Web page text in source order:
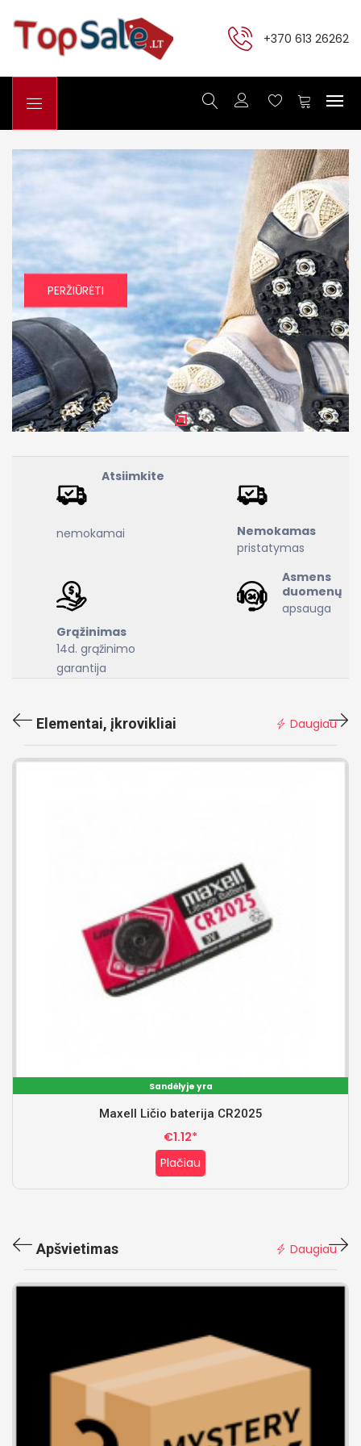
+370 613 26262
PERŽIŪRĖTI
Atsiimkite
nemokamai
Nemokamas
pristatymas
Grąžinimas
14d. grąžinimo
garantija
Asmens
duomenų
apsauga
Elementai, įkrovikliai Daugiau
Sandėlyje yra
Maxell Ličio baterija CR2025
€1.12*
Plačiau
Apšvietimas Daugiau